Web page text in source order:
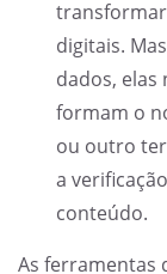
digitais.
dados, elas
formam o
ou outro
a
conteúdo.
As ferramentas